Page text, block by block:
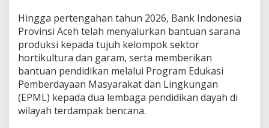
Hingga pertengahan tahun 2026, Bank Indonesia
Provinsi Aceh telah menyalurkan bantuan sarana
produksi kepada tujuh kelompok sektor
hortikultura dan garam, serta memberikan
bantuan pendidikan melalui Program Edukasi
Pemberdayaan Masyarakat dan Lingkungan
(EPML) kepada dua lembaga pendidikan dayah di
wilayah terdampak bencana.